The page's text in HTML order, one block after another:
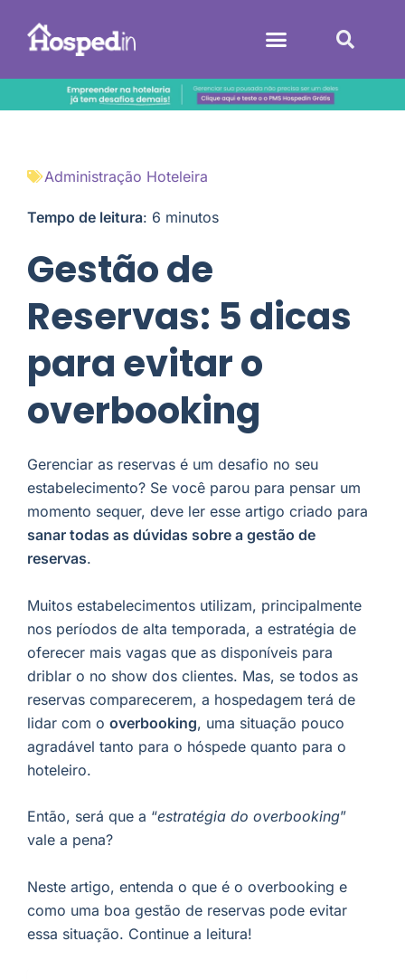
Administração Hoteleira
Tempo de leitura: 6 minutos
Gestão de
Reservas: 5 dicas
para evitar o
overbooking
Gerenciar as reservas é um desafio no seu
estabelecimento? Se você parou para pensar um
momento sequer, deve ler esse artigo criado para
sanar todas as dúvidas sobre a gestão de
reservas.
Muitos estabelecimentos utilizam, principalmente
nos períodos de alta temporada, a estratégia de
oferecer mais vagas que as disponíveis para
driblar o no show dos clientes. Mas, se todos as
reservas comparecerem, a hospedagem terá de
lidar com o overbooking, uma situação pouco
agradável tanto para o hóspede quanto para o
hoteleiro.
Então, será que a “estratégia do overbooking”
vale a pena?
Neste artigo, entenda o que é o overbooking e
como uma boa gestão de reservas pode evitar
essa situação. Continue a leitura!